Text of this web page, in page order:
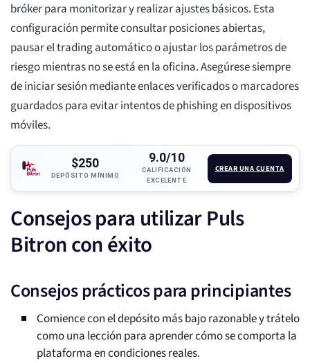
bróker para monitorizar y realizar ajustes básicos. Esta
configuración permite consultar posiciones abiertas,
pausar el trading automático o ajustar los parámetros de
riesgo mientras no se está en la oficina. Asegúrese siempre
de iniciar sesión mediante enlaces verificados o marcadores
guardados para evitar intentos de phishing en dispositivos
móviles.
$250
DEPÓSITO MÍNIMO
9.0/10
CALIFICACIÓN
EXCELENTE
CREAR UNA CUENTA
Consejos para utilizar Puls
Bitron con éxito
Consejos prácticos para principiantes
Comience con el depósito más bajo razonable y trátelo
como una lección para aprender cómo se comporta la
plataforma en condiciones reales.